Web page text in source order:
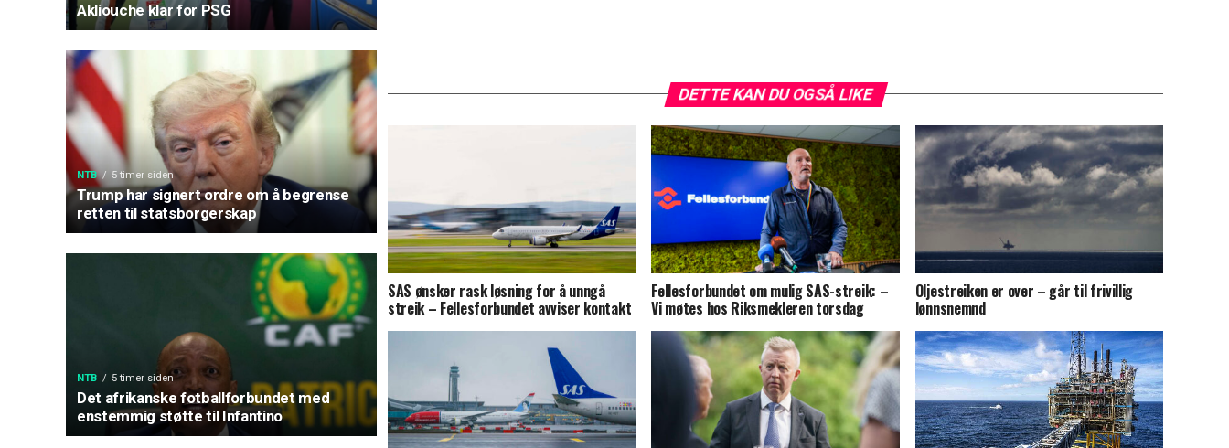
Akliouche klar for PSG
NTB 5 timer siden
Trump har signert ordre om å begrense
retten til statsborgerskap
NTB 5 timer siden
Det afrikanske fotballforbundet med
enstemmig støtte til Infantino
DETTE KAN DU OGSÅ LIKE
SAS ønsker rask løsning for å unngå
streik – Fellesforbundet avviser kontakt
Fellesforbundet om mulig SAS-streik: –
Vi møtes hos Riksmekleren torsdag
Oljestreiken er over – går til frivillig
lønnsnemnd